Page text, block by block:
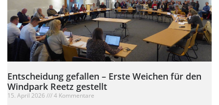
Entscheidung gefallen – Erste Weichen für den
Windpark Reetz gestellt
15. April 2026 4 Kommentare